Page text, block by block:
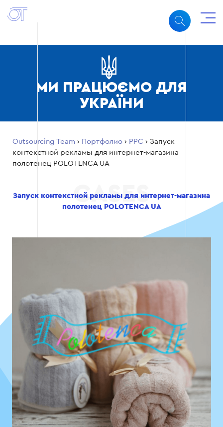
МИ ПРАЦЮЄМО ДЛЯ
УКРАЇНИ
Outsourcing Team › Портфолио › PPC › Запуск
контекстной рекламы для интернет-магазина
полотенец POLOTENCA UA
Запуск контекстной рекламы для интернет-магазина
полотенец POLOTENCA UA